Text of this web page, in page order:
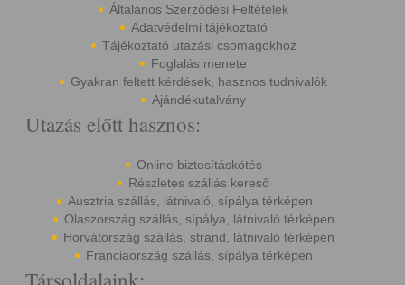
Általános Szerződési Feltételek
Adatvédelmi tájékoztató
Tájékoztató utazási csomagokhoz
Foglalás menete
Gyakran feltett kérdések, hasznos tudnivalók
Ajándékutalvány
Utazás előtt hasznos:
Online biztosításkötés
Részletes szállás kereső
Ausztria szállás, látnivaló, sípálya térképen
Olaszország szállás, sípálya, látnivaló térképen
Horvátország szállás, strand, látnivaló térképen
Franciaország szállás, sípálya térképen